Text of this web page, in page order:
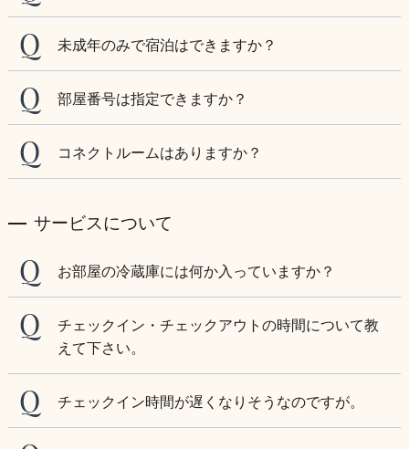
未成年のみで宿泊はできますか？
部屋番号は指定できますか？
コネクトルームはありますか？
サービスについて
お部屋の冷蔵庫には何か入っていますか？
チェックイン・チェックアウトの時間について教
えて下さい。
チェックイン時間が遅くなりそうなのですが。